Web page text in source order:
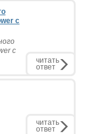
с
с
читать
ответ
читать
ответ